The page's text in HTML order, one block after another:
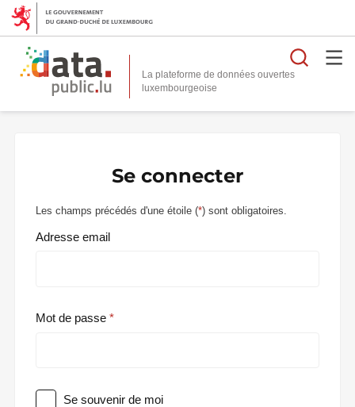
La plateforme de données ouvertes
Se connecter
Les champs précédés d'une étoile (*) sont obligatoires.
Adresse email
Mot de passe
Se souvenir de moi